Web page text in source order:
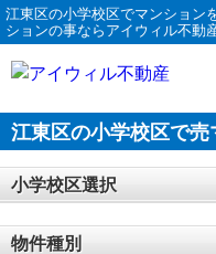
江東区の小学校区でマンション
ションの事ならアイウィル不動
江東区の小学校区で
小学校区選択
物件種別